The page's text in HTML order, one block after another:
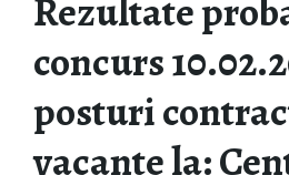
Rezultate
concurs
posturi
vacante la: